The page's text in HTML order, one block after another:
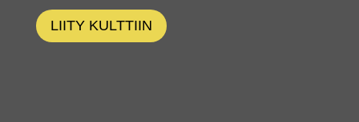
LIITY KULTTIIN